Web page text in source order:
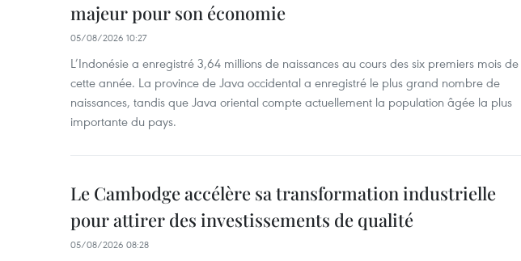
majeur pour son économie
05/08/2026 10:27
L’Indonésie a enregistré 3,64 millions de naissances au cours des six premiers mois de
cette année. La province de Java occidental a enregistré le plus grand nombre de
naissances, tandis que Java oriental compte actuellement la population âgée la plus
importante du pays.
Le Cambodge accélère sa transformation industrielle
pour attirer des investissements de qualité
05/08/2026 08:28